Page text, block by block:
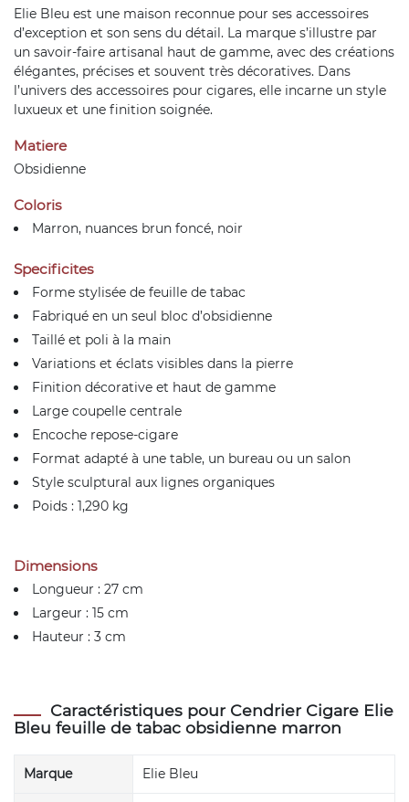
Elie Bleu est une maison reconnue pour ses accessoires
d’exception et son sens du détail. La marque s’illustre par
un savoir-faire artisanal haut de gamme, avec des créations
élégantes, précises et souvent très décoratives. Dans
l’univers des accessoires pour cigares, elle incarne un style
luxueux et une finition soignée.
Matiere
Obsidienne
Coloris
Marron, nuances brun foncé, noir
Specificites
Forme stylisée de feuille de tabac
Fabriqué en un seul bloc d’obsidienne
Taillé et poli à la main
Variations et éclats visibles dans la pierre
Finition décorative et haut de gamme
Large coupelle centrale
Encoche repose-cigare
Format adapté à une table, un bureau ou un salon
Style sculptural aux lignes organiques
Poids : 1,290 kg
Dimensions
Longueur : 27 cm
Largeur : 15 cm
Hauteur : 3 cm
Caractéristiques pour Cendrier Cigare Elie
Bleu feuille de tabac obsidienne marron
Marque Elie Bleu